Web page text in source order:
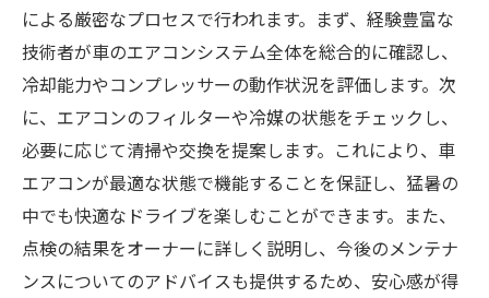
による厳密なプロセスで行われます。まず、経験豊富な
技術者が車のエアコンシステム全体を総合的に確認し、
冷却能力やコンプレッサーの動作状況を評価します。次
に、エアコンのフィルターや冷媒の状態をチェックし、
必要に応じて清掃や交換を提案します。これにより、車
エアコンが最適な状態で機能することを保証し、猛暑の
中でも快適なドライブを楽しむことができます。また、
点検の結果をオーナーに詳しく説明し、今後のメンテナ
ンスについてのアドバイスも提供するため、安心感が得